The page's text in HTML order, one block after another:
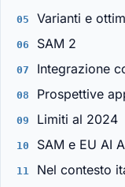
Varianti e
SAM 2
Integrazione
Prospettive
Limiti al 2024
SAM e EU AI
Nel contesto